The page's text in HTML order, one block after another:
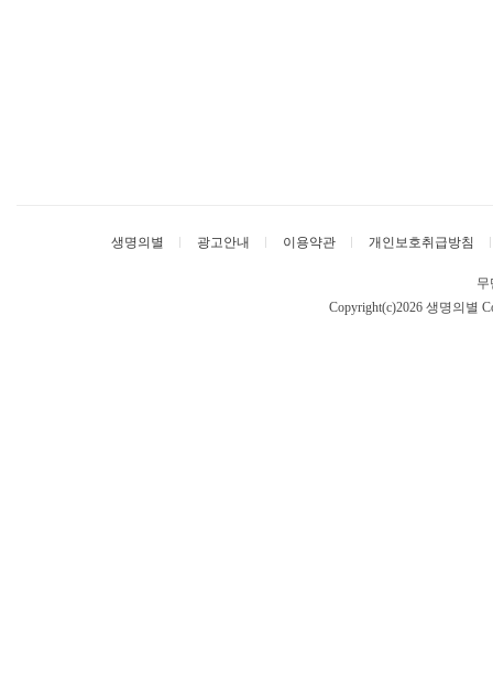
생명의별 광고안내 이용약관 개인보호취급방침
무
Copyright(c)2026 생명의별